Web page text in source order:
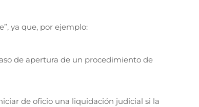
ya que, por ejemplo:
de apertura de un procedimiento de
de oficio una liquidación judicial si la